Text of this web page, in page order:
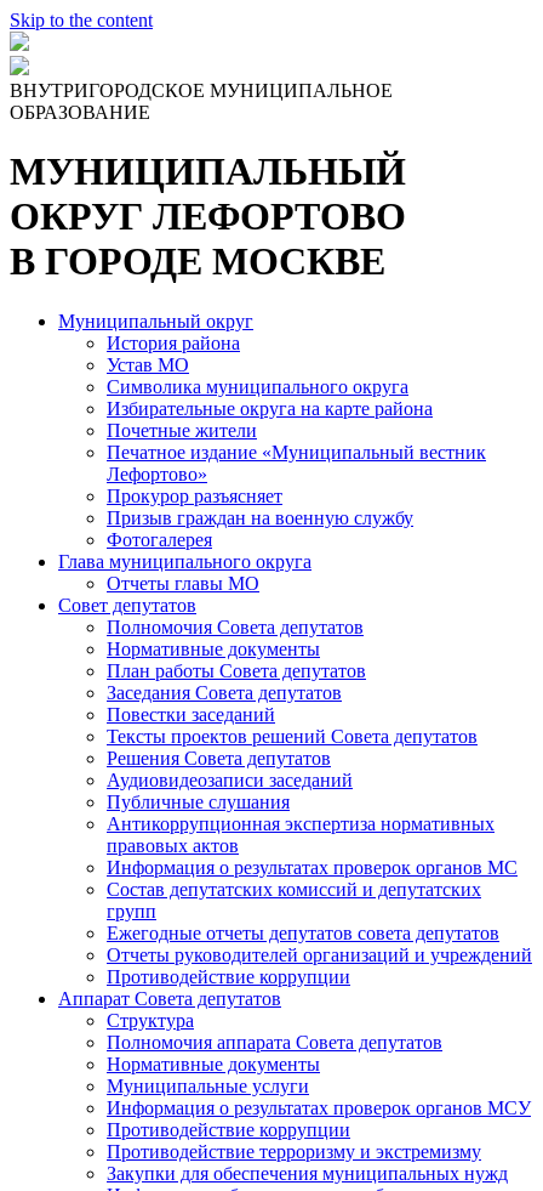
Skip to the content
ВНУТРИГОРОДСКОЕ МУНИЦИПАЛЬНОЕ
ОБРАЗОВАНИЕ
МУНИЦИПАЛЬНЫЙ
ОКРУГ ЛЕФОРТОВО
В ГОРОДЕ МОСКВЕ
Муниципальный округ
История района
Устав МО
Символика муниципального округа
Избирательные округа на карте района
Почетные жители
Печатное издание «Муниципальный вестник
Лефортово»
Прокурор разъясняет
Призыв граждан на военную службу
Фотогалерея
Глава муниципального округа
Отчеты главы МО
Совет депутатов
Полномочия Совета депутатов
Нормативные документы
План работы Совета депутатов
Заседания Cовета депутатов
Повестки заседаний
Тексты проектов решений Совета депутатов
Решения Совета депутатов
Аудиовидеозаписи заседаний
Публичные слушания
Антикоррупционная экспертиза нормативных
правовых актов
Информация о результатах проверок органов МС
Состав депутатских комиссий и депутатских
групп
Ежегодные отчеты депутатов совета депутатов
Отчеты руководителей организаций и учреждений
Противодействие коррупции
Аппарат Совета депутатов
Структура
Полномочия аппарата Совета депутатов
Нормативные документы
Муниципальные услуги
Информация о результатах проверок органов МСУ
Противодействие коррупции
Противодействие терроризму и экстремизму
Закупки для обеспечения муниципальных нужд